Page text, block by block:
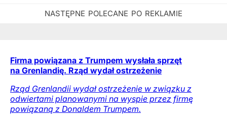
Firma powiązana z Trumpem wysłała sprzęt
na Grenlandię. Rząd wydał ostrzeżenie
Rząd Grenlandii wydał ostrzeżenie w związku z
odwiertami planowanymi na wyspie przez firmę
powiązaną z Donaldem Trumpem.